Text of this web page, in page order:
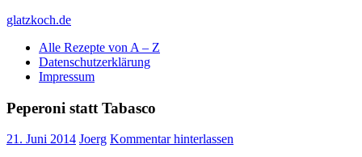
Skip
content
glatzkoch.de
Kochen für Doofe und Genießer
Alle Rezepte von A – Z
Datenschutzerklärung
Impressum
Peperoni statt Tabasco
21. Juni 2014 Joerg Kommentar hinterlassen